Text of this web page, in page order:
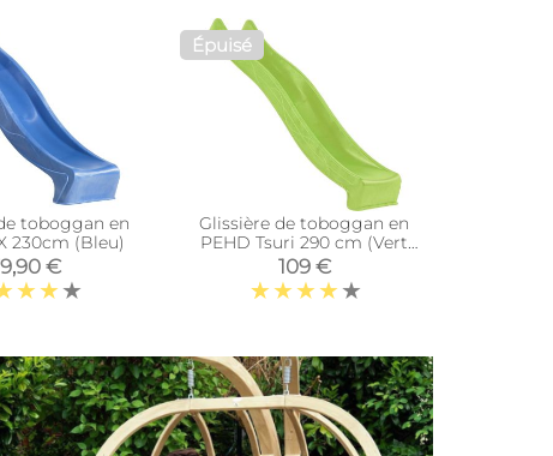
toboggan en
230cm (Bleu)
€
Épuisé
Glissière de toboggan en
PEHD Tsuri 290 cm (Vert
lemon)
109 €